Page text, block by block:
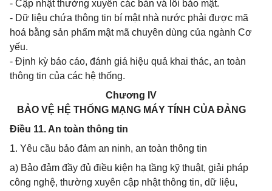
- Cập nhật thường xuyên các bản vá lỗi bảo mật.
- Dữ liệu chứa thông tin bí mật nhà nước phải được mã
hoá bằng sản phẩm mật mã chuyên dùng của ngành Cơ
yếu.
- Định kỳ báo cáo, đánh giá hiệu quả khai thác, an toàn
thông tin của các hệ thống.
Chương IV
BẢO VỆ HỆ THỐNG MẠNG MÁY TÍNH CỦA ĐẢNG
Điều 11. An toàn thông tin
1. Yêu cầu bảo đảm an ninh, an toàn thông tin
a) Bảo đảm đầy đủ điều kiện hạ tầng kỹ thuật, giải pháp
công nghệ, thường xuyên cập nhật thông tin, dữ liệu,